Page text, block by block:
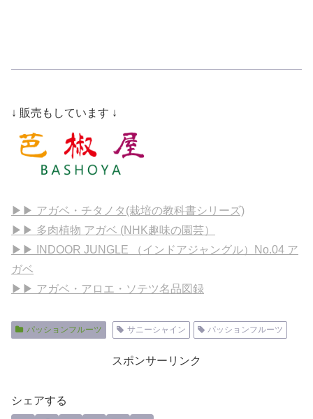
↓ 販売もしています ↓
▶▶ アガベ・チタノタ(栽培の教科書シリーズ)
▶▶ 多肉植物 アガベ (NHK趣味の園芸）
▶▶ INDOOR JUNGLE （インドアジャングル）No.04 ア
ガベ
▶▶ アガベ・アロエ・ソテツ名品図録
パッションフルーツ サニーシャイン パッションフルーツ
スポンサーリンク
シェアする